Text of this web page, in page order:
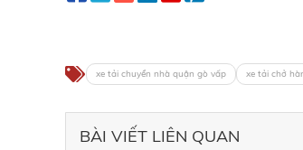
xe tải chuyển nhà quận gò vấp xe tải chở
BÀI VIẾT LIÊN QUAN